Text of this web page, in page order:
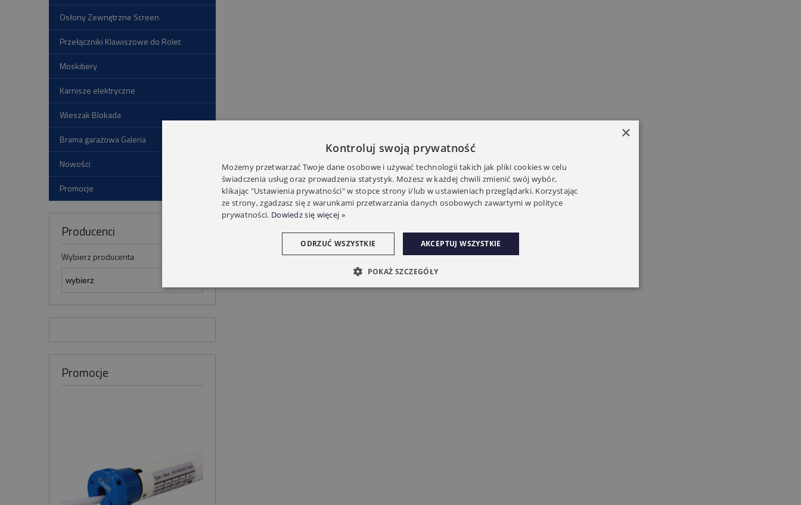
Osłony Zewnętrzne Screen
Przełączniki Klawiszowe do Rolet
Moskitiery
Karnisze elektryczne
Wieszak Blokada
Brama garażowa Galeria
Nowości
Promocje
Producenci
Wybierz producenta
Promocje
×
Kontroluj swoją prywatność
Możemy przetwarzać Twoje dane osobowe i używać technologii takich jak pliki cookies w celu
świadczenia usług oraz prowadzenia statystyk. Możesz w każdej chwili zmienić swój wybór,
klikając "Ustawienia prywatności" w stopce strony i/lub w ustawieniach przeglądarki. Korzystając
ze strony, zgadzasz się z warunkami przetwarzania danych osobowych zawartymi w polityce
prywatności. Dowiedz się więcej »
AKCEPTUJ WSZYSTKIE
ODRZUĆ WSZYSTKIE
POKAŻ SZCZEGÓŁY